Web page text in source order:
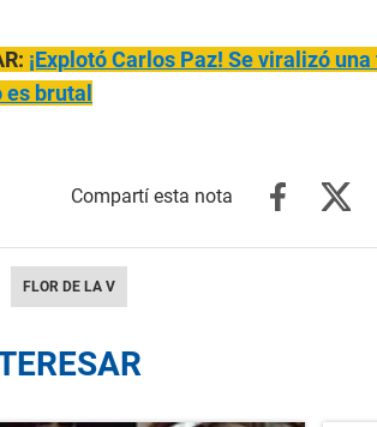
¡Explotó Carlos Paz! Se viralizó
brutal
FLOR DE LA V